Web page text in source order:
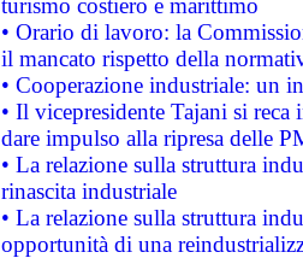
turismo costiero e marittimo
• Orario di lavoro: la
il mancato rispetto della
• Cooperazione industriale: un
• Il vicepresidente Tajani si
dare impulso alla ripresa delle
• La relazione sulla struttura
rinascita industriale
• La relazione sulla struttura
opportunità di una